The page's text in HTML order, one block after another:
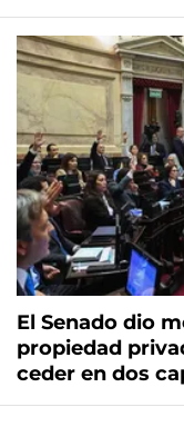
El Senado dio
propiedad
ceder en dos